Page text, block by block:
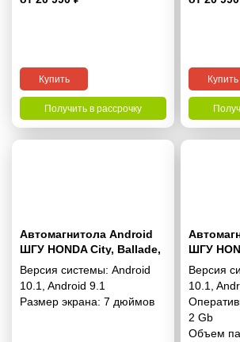
Купить
Получить в рассрочку
Купить
Автомагнитола Android
ШГУ HONDA City, Ballade,
Grace 2014+(Right wheel /
with SRS) 7“
Версия системы: Android
10.1
Android 9.1
Размер экрана: 7 дюймов
ШГУ
2002-
wheel) 7“
Версия
10.1
,
2 Gb
Объем